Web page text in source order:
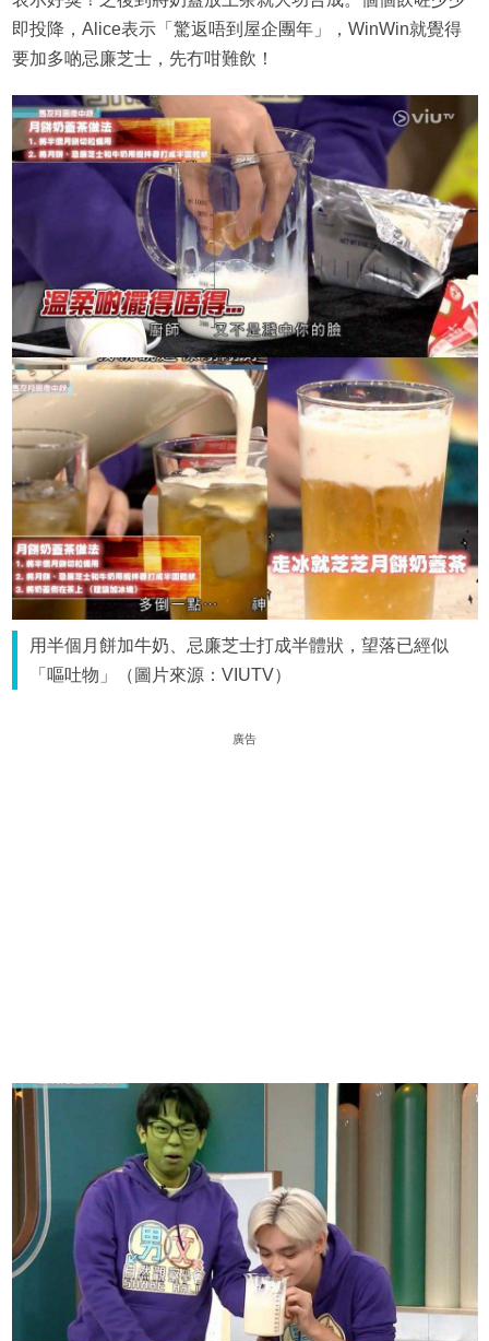
即投降，Alice表示「驚返唔到屋企團年」，WinWin就覺得
要加多啲忌廉芝士，先冇咁難飲！
用半個月餅加牛奶、忌廉芝士打成半體狀，望落已經似
「嘔吐物」（圖片來源：VIUTV）
廣告